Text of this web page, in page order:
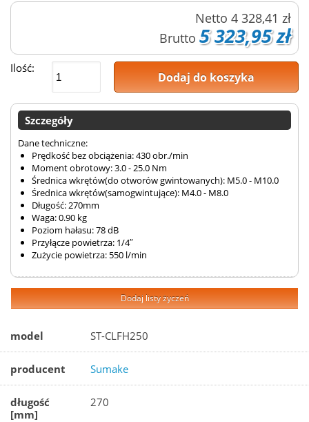
Netto 4 328,41 zł
Brutto 5 323,95 zł
Ilość:
Dodaj do koszyka
Szczegóły
Dane techniczne:
Prędkość bez obciążenia: 430 obr./min
Moment obrotowy: 3.0 - 25.0 Nm
Średnica wkrętów(do otworów gwintowanych): M5.0 - M10.0
Średnica wkrętów(samogwintujące): M4.0 - M8.0
Długość: 270mm
Waga: 0.90 kg
Poziom hałasu: 78 dB
Przyłącze powietrza: 1/4″
Zużycie powietrza: 550 l/min
Dodaj listy życzeń
model ST-CLFH250
producent Sumake
długość
[mm]
270